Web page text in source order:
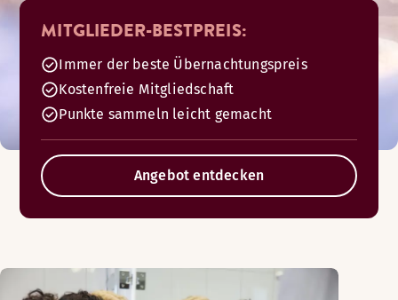
MITGLIEDER-BESTPREIS:
Immer der beste Übernachtungspreis
Kostenfreie Mitgliedschaft
Punkte sammeln leicht gemacht
Angebot entdecken